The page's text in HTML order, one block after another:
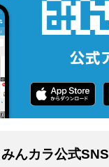
みんカラ公式SNS